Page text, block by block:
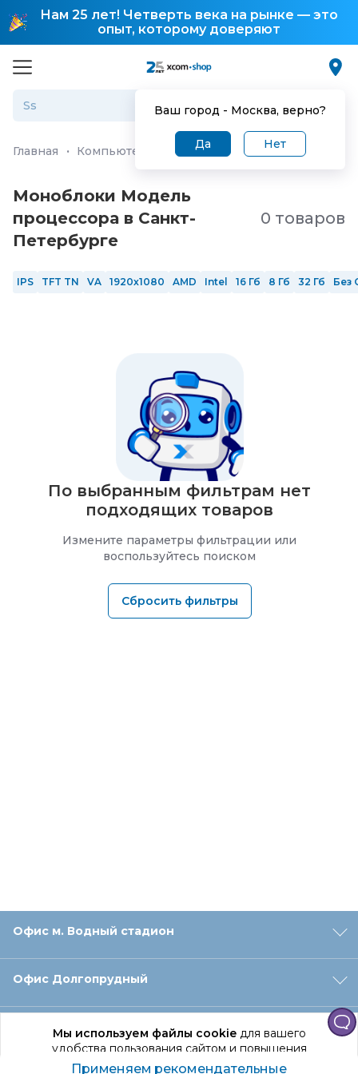
Нам 25 лет! Четверть века на рынке — это
опыт, которому доверяют
Ваш город - Москва, верно?
Да Нет
Мы используем файлы cookieдля вашего
удобства пользования сайтом и повышения
качества рекомендаций.
Главная · Компьютеры и ноутбуки Моноблоки
Моноблоки Модель
процессора в Санкт-
Петербургe
0 товаров
IPS TFT TN VA 1920x1080 AMD Intel 16 Гб 8 Гб 32 Гб Без
По выбранным фильтрам нет
подходящих товаров
Измените параметры фильтрации или
воспользуйтесь поиском
Сбросить фильтры
Офис м. Водный стадион
Офис Долгопрудный
Офис Санкт‑Петербург
Применяем рекомендательные